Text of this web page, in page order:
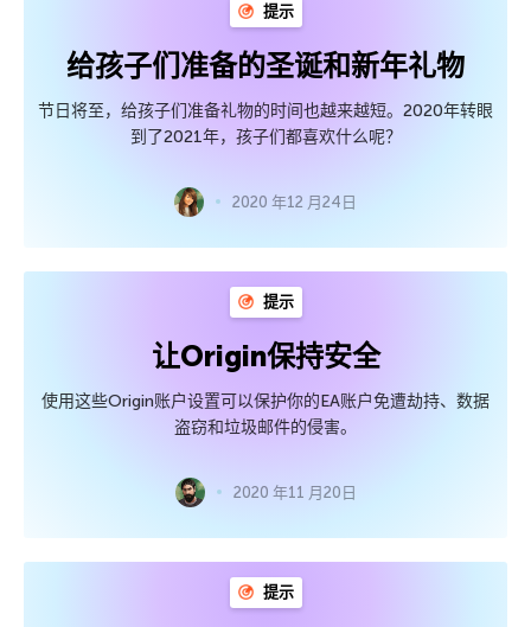
提示
给孩子们准备的圣诞和新年礼物
节日将至，给孩子们准备礼物的时间也越来越短。2020年转眼
到了2021年，孩子们都喜欢什么呢？
2020 年12 月24日
提示
让Origin保持安全
使用这些Origin账户设置可以保护你的EA账户免遭劫持、数据
盗窃和垃圾邮件的侵害。
2020 年11 月20日
提示